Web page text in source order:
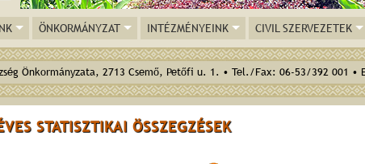
ÖNKORMÁNYZAT INTÉZMÉNYEINK CIVIL SZERVEZETEK
Önkormányzata, 2713 Csemő, Petőfi u. 1. • Tel./Fax: 06-53/392 001 •
STATISZTIKAI ÖSSZEGZÉSEK